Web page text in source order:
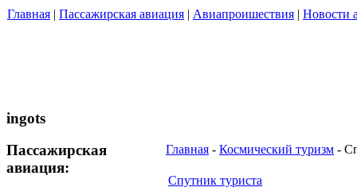
Главная | Пассажирская авиация | Авиапроишествия | Новости
ingots
Пассажирская
авиация:
Главная - Космический туризм -
Спутник туриста